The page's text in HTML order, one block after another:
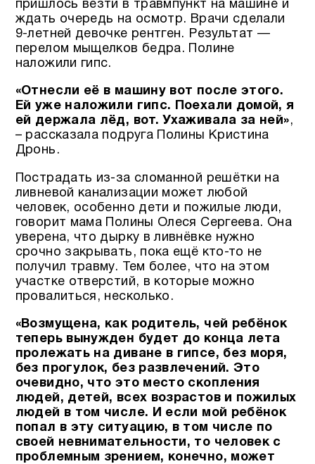
пришлось везти в травмпункт на машине и
ждать очередь на осмотр. Врачи сделали
9-летней девочке рентген. Результат —
перелом мыщелков бедра. Полине
наложили гипс.
«Отнесли её в машину вот после этого.
Ей уже наложили гипс. Поехали домой, я
ей держала лёд, вот. Ухаживала за ней»,
– рассказала подруга Полины Кристина
Дронь.
Пострадать из-за сломанной решётки на
ливневой канализации может любой
человек, особенно дети и пожилые люди,
говорит мама Полины Олеся Сергеева. Она
уверена, что дырку в ливнёвке нужно
срочно закрывать, пока ещё кто-то не
получил травму. Тем более, что на этом
участке отверстий, в которые можно
провалиться, несколько.
«Возмущена, как родитель, чей ребёнок
теперь вынужден будет до конца лета
пролежать на диване в гипсе, без моря,
без прогулок, без развлечений. Это
очевидно, что это место скопления
людей, детей, всех возрастов и пожилых
людей в том числе. И если мой ребёнок
попал в эту ситуацию, в том числе по
своей невнимательности, то человек с
проблемным зрением, конечно, может